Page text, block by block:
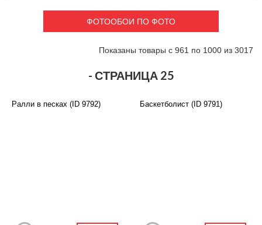
Карты
Перспектива
Города
Живопись
Животный мир
Еда и напитки
ФОТООБОИ ПО ФОТО
Показаны товары с 961 по 1000 из 3017
- СТРАНИЦА 25
Ралли в песках (ID 9792) Баскетболист (ID 9791)